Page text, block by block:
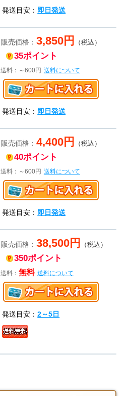
発送目安：即日発送
販売価格： 3,850円 （税込）
35ポイント
送料：～600円 送料について
発送目安：即日発送
販売価格： 4,400円 （税込）
40ポイント
送料：～600円 送料について
発送目安：即日発送
販売価格： 38,500円 （税込）
350ポイント
送料： 無料 送料について
発送目安：2～5日